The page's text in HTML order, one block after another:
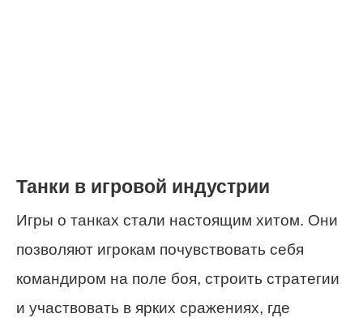
Танки в игровой индустрии
Игры о танках стали настоящим хитом. Они
позволяют игрокам почувствовать себя
командиром на поле боя, строить стратегии
и участвовать в ярких сражениях, где